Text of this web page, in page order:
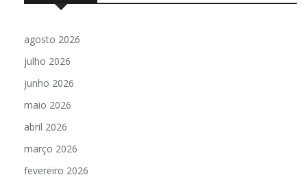
agosto 2026
julho 2026
junho 2026
maio 2026
abril 2026
março 2026
fevereiro 2026